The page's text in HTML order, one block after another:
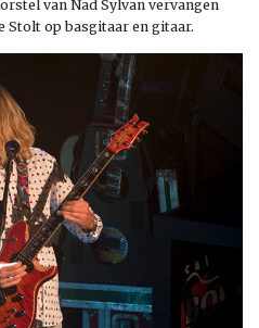
van Nad Sylvan vervangen
Stolt op basgitaar en gitaar.